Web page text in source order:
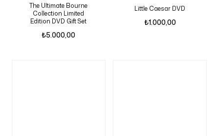
The Ultimate Bourne
Collection Limited
Edition DVD Gift Set
₺5.000,00
Little Caesar DVD
₺1.000,00